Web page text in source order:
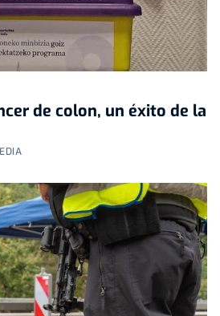
de colon, un éxito de la